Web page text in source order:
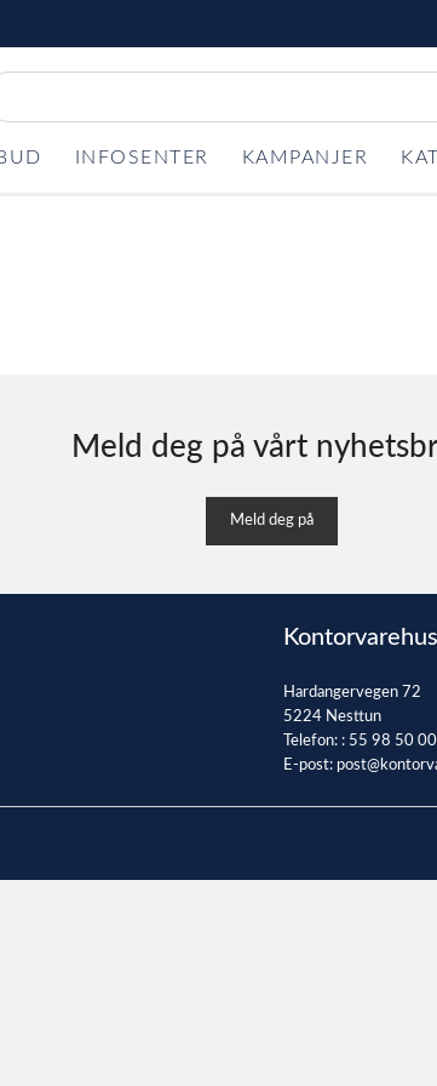
INFOSENTER KAMPANJER
Meld deg på vårt
Meld deg på
Hardangervegen 72
5224 Nesttun
Telefon: : 55 98 50 00
E-post: